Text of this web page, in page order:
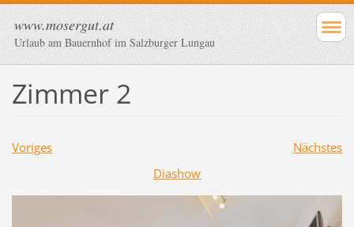
www.mosergut.at
Urlaub am Bauernhof im Salzburger Lungau
Zimmer 2
Voriges
Nächstes
Diashow